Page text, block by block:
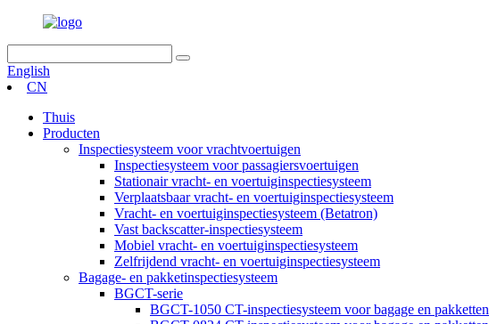
English
CN
Thuis
Producten
Inspectiesysteem voor vrachtvoertuigen
Inspectiesysteem voor passagiersvoertuigen
Stationair vracht- en voertuiginspectiesysteem
Verplaatsbaar vracht- en voertuiginspectiesysteem
Vracht- en voertuiginspectiesysteem (Betatron)
Vast backscatter-inspectiesysteem
Mobiel vracht- en voertuiginspectiesysteem
Zelfrijdend vracht- en voertuiginspectiesysteem
Bagage- en pakketinspectiesysteem
BGCT-serie
BGCT-1050 CT-inspectiesysteem voor bagage en pakketten